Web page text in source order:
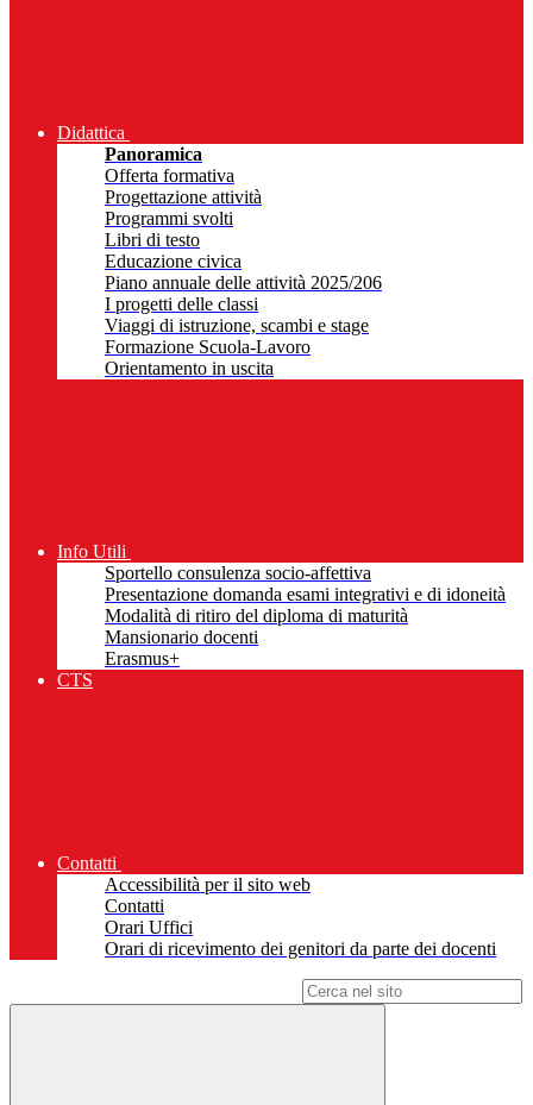
Didattica
Panoramica
Offerta formativa
Progettazione attività
Programmi svolti
Libri di testo
Educazione civica
Piano annuale delle attività 2025/206
I progetti delle classi
Viaggi di istruzione, scambi e stage
Formazione Scuola-Lavoro
Orientamento in uscita
Info Utili
Sportello consulenza socio-affettiva
Presentazione domanda esami integrativi e di idoneità
Modalità di ritiro del diploma di maturità
Mansionario docenti
Erasmus+
CTS
Contatti
Accessibilità per il sito web
Contatti
Orari Uffici
Orari di ricevimento dei genitori da parte dei docenti